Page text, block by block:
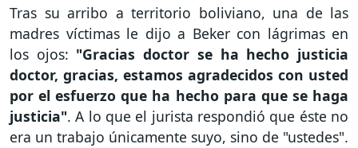
Tras su arribo a territorio boliviano, una de las
madres víctimas le dijo a Beker con lágrimas en
los ojos: "Gracias doctor se ha hecho justicia
doctor, gracias, estamos agradecidos con usted
por el esfuerzo que ha hecho para que se haga
justicia". A lo que el jurista respondió que éste no
era un trabajo únicamente suyo, sino de "ustedes".